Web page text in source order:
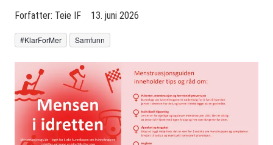
Forfatter: Teie IF 13. juni 2026
#KlarForMer Samfunn